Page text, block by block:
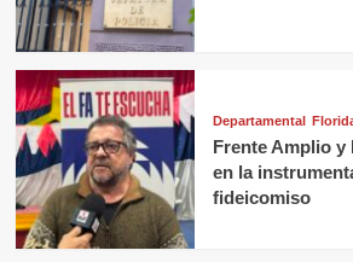
Departamental
Frente Amplio y
en la
fideicomiso